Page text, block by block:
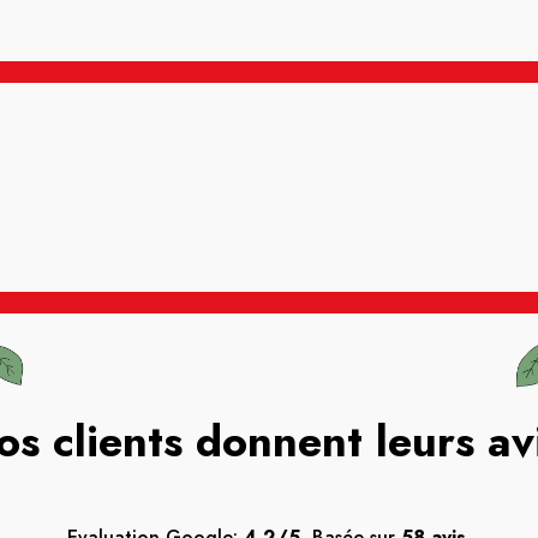
clients donnent leurs